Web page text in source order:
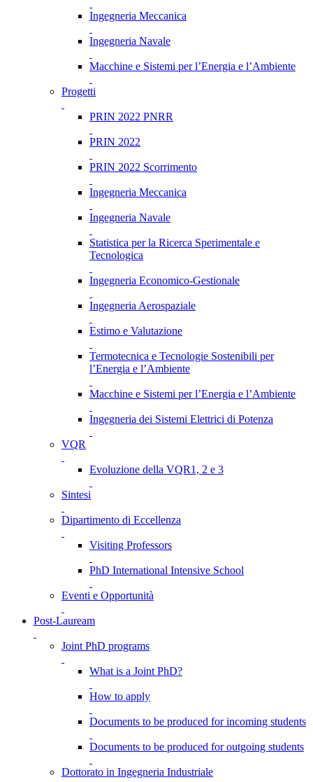
Ingegneria Meccanica
Ingegneria Navale
Macchine e Sistemi per l’Energia e l’Ambiente
Progetti
PRIN 2022 PNRR
PRIN 2022
PRIN 2022 Scorrimento
Ingegneria Meccanica
Ingegneria Navale
Statistica per la Ricerca Sperimentale e
Tecnologica
Ingegneria Economico-Gestionale
Ingegneria Aerospaziale
Estimo e Valutazione
Termotecnica e Tecnologie Sostenibili per
l’Energia e l’Ambiente
Macchine e Sistemi per l’Energia e l’Ambiente
Ingegneria dei Sistemi Elettrici di Potenza
VQR
Evoluzione della VQR1, 2 e 3
Sintesi
Dipartimento di Eccellenza
Visiting Professors
PhD International Intensive School
Eventi e Opportunità
Post-Lauream
Joint PhD programs
What is a Joint PhD?
How to apply
Documents to be produced for incoming students
Documents to be produced for outgoing students
Dottorato in Ingegneria Industriale